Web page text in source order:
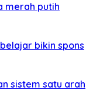
merah putih
bikin spons
sistem satu arah